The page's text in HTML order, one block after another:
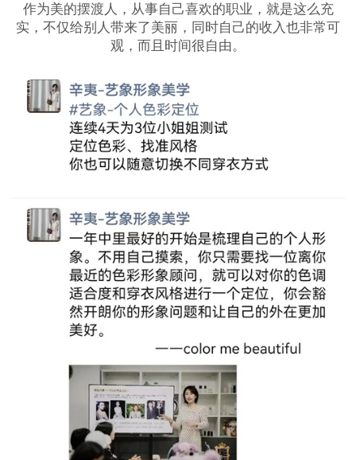
作为美的摆渡人，从事自己喜欢的职业，就是这么充
实，不仅给别人带来了美丽，同时自己的收入也非常可
观，而且时间很自由。